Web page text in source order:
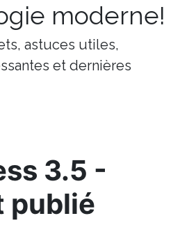
moderne!
astuces utiles,
et dernières
3.5 -
publié